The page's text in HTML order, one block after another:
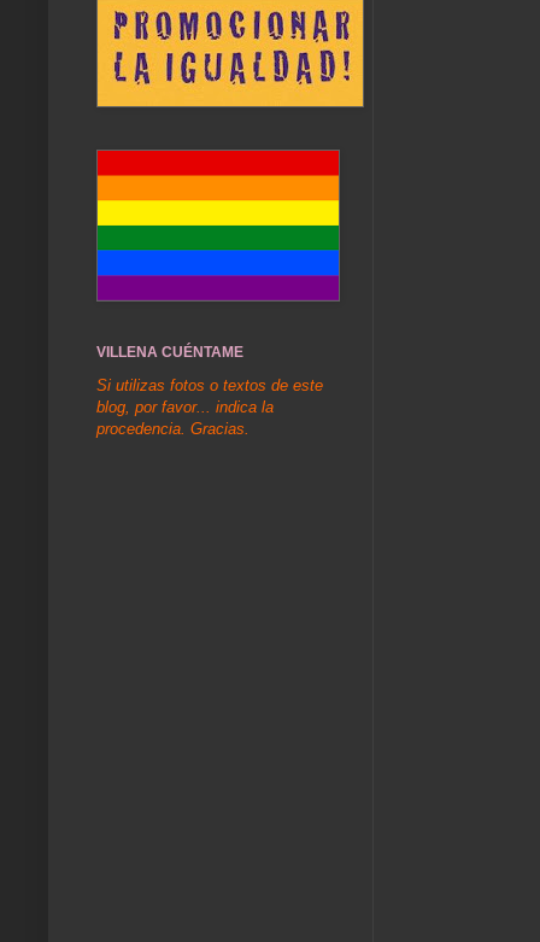
VILLENA CUÉNTAME
Si utilizas fotos o textos de este
blog, por favor... indica la
procedencia. Gracias.